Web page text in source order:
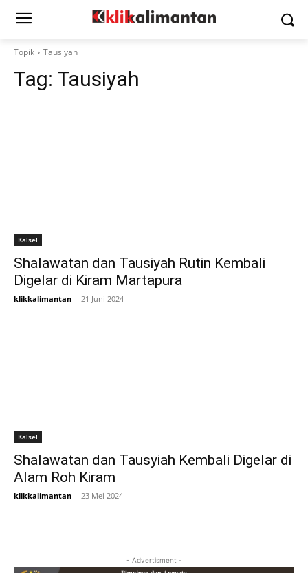
Topik Tausiyah
Tag: Tausiyah
Kalsel
Shalawatan dan Tausiyah Rutin Kembali
Digelar di Kiram Martapura
klikkalimantan - 21 Juni 2024
Kalsel
Shalawatan dan Tausyiah Kembali Digelar di
Alam Roh Kiram
klikkalimantan - 23 Mei 2024
- Advertisment -